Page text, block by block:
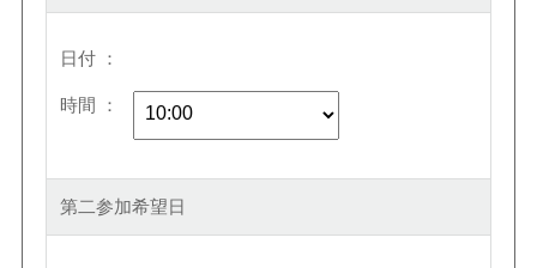
日付
時間
第二参加希望日